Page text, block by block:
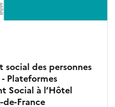
social des personnes
Plateformes
Social à l’Hôtel
de-France